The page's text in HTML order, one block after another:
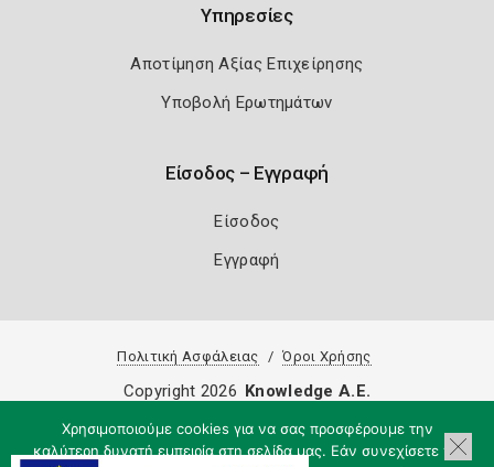
Υπηρεσίες
Αποτίμηση Αξίας Επιχείρησης
Υποβολή Ερωτημάτων
Είσοδος – Εγγραφή
Είσοδος
Εγγραφή
Πολιτική Ασφάλειας Όροι Χρήσης
Χρησιμοποιούμε cookies για να σας προσφέρουμε την
καλύτερη δυνατή εμπειρία στη σελίδα μας. Εάν συνεχίσετε να
Copyright 2026 Knowledge A.E.